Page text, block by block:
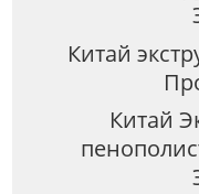
Китай
Китай